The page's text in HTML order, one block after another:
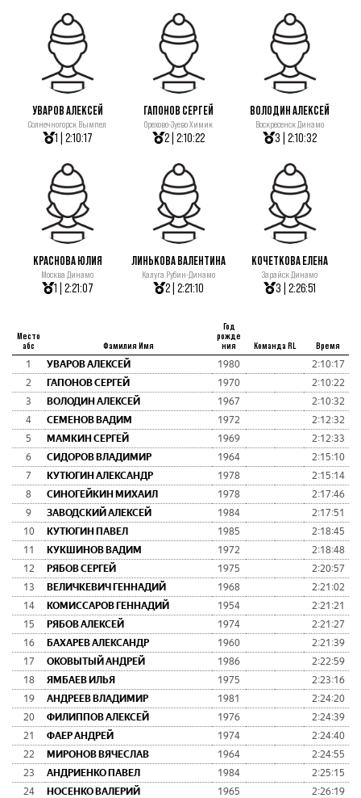
УВАРОВ АЛЕКСЕЙ
Солнечногорск Вымпел
1 | 2:10:17
ГАПОНОВ СЕРГЕЙ
Орехово-Зуево Химик
2 | 2:10:22
ВОЛОДИН АЛЕКСЕЙ
Воскресенск Динамо
3 | 2:10:32
КРАСНОВА ЮЛИЯ
Москва Динамо
1 | 2:21:07
ЛИНЬКОВА ВАЛЕНТИНА
Калуга Рубин-Динамо
2 | 2:21:10
КОЧЕТКОВА ЕЛЕНА
Зарайск Динамо
3 | 2:26:51
Место
абс
Фамилия Имя
Год
рожде
ния
Команда RL Время
1 УВАРОВ АЛЕКСЕЙ 1980 2:10:17
2
ГАПОНОВ СЕРГЕЙ 1970 2:10:22
3
ВОЛОДИН АЛЕКСЕЙ 1967 2:10:32
4
СЕМЕНОВ ВАДИМ 1972 2:12:32
5
МАМКИН СЕРГЕЙ 1969 2:12:33
6
СИДОРОВ ВЛАДИМИР 1964 2:15:10
7
КУТЮГИН АЛЕКСАНДР 1978 2:15:14
8
СИНОГЕЙКИН МИХАИЛ 1978 2:17:46
9
ЗАВОДСКИЙ АЛЕКСЕЙ 1984 2:17:51
10
КУТЮГИН ПАВЕЛ 1985 2:18:45
11
КУКШИНОВ ВАДИМ 1972 2:18:48
12
РЯБОВ СЕРГЕЙ 1975 2:20:57
13
ВЕЛИЧКЕВИЧ ГЕННАДИЙ 1968 2:21:02
14
КОМИССАРОВ ГЕННАДИЙ 1954 2:21:21
15
РЯБОВ АЛЕКСЕЙ 1974 2:21:27
16
БАХАРЕВ АЛЕКСАНДР 1960 2:21:39
17
ОКОВЫТЫЙ АНДРЕЙ 1986 2:22:59
18
ЯМБАЕВ ИЛЬЯ 1975 2:23:16
19
АНДРЕЕВ ВЛАДИМИР 1981 2:24:20
20
ФИЛИППОВ АЛЕКСЕЙ 1976 2:24:39
21
ФАЕР АНДРЕЙ 1974 2:24:40
22
МИРОНОВ ВЯЧЕСЛАВ 1964 2:24:55
23
АНДРИЕНКО ПАВЕЛ 1984 2:25:15
24
НОСЕНКО ВАЛЕРИЙ 1965 2:26:19